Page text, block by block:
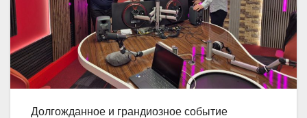
Долгожданное и грандиозное событие